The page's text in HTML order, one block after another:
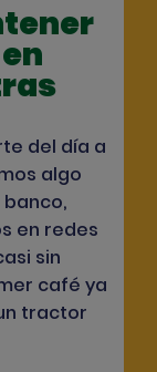
del día a
algo
en redes
sin
café ya
tractor